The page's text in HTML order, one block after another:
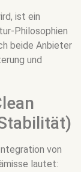
ist ein
Philosophien
beide Anbieter
und
von
lautet: